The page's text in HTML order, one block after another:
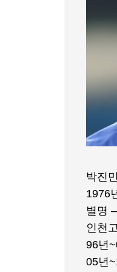
박진
1976
별명
인천
96년
05년